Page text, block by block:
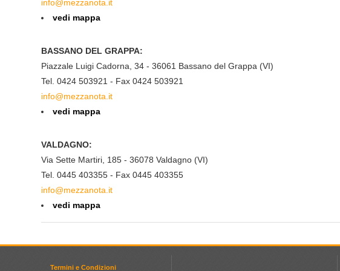
info@mezzanota.it
vedi mappa
BASSANO DEL GRAPPA:
Piazzale Luigi Cadorna, 34 - 36061 Bassano del Grappa (VI)
Tel. 0424 503921 - Fax 0424 503921
info@mezzanota.it
vedi mappa
VALDAGNO:
Via Sette Martiri, 185 - 36078 Valdagno (VI)
Tel. 0445 403355 - Fax 0445 403355
info@mezzanota.it
vedi mappa
Termini e Condizioni